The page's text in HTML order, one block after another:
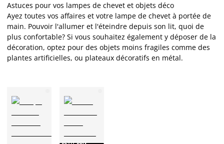
Astuces pour vos lampes de chevet et objets déco
Ayez toutes vos affaires et votre lampe de chevet à portée de
main. Pouvoir l'allumer et l'éteindre depuis son lit, quoi de
plus confortable? Si vous souhaitez également y déposer de la
décoration, optez pour des objets moins fragiles comme des
plantes artificielles, ou plateaux décoratifs en métal.